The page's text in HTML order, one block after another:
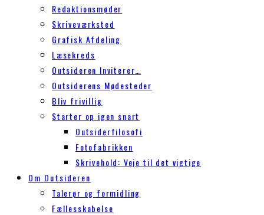
Redaktionsmøder
Skriveværksted
Grafisk Afdeling
Læsekreds
Outsideren Inviterer…
Outsiderens Mødesteder
Bliv frivillig
Starter op igen snart
Outsiderfilosofi
Fotofabrikken
Skrivehold: Veje til det vigtige
Om Outsideren
Talerør og formidling
Fællesskabelse